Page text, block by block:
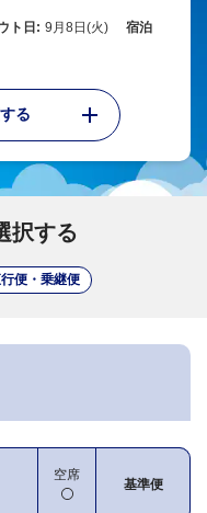
ト日: 9月8日(火)
宿泊
る
択する
便・乗継便
空席
基準便